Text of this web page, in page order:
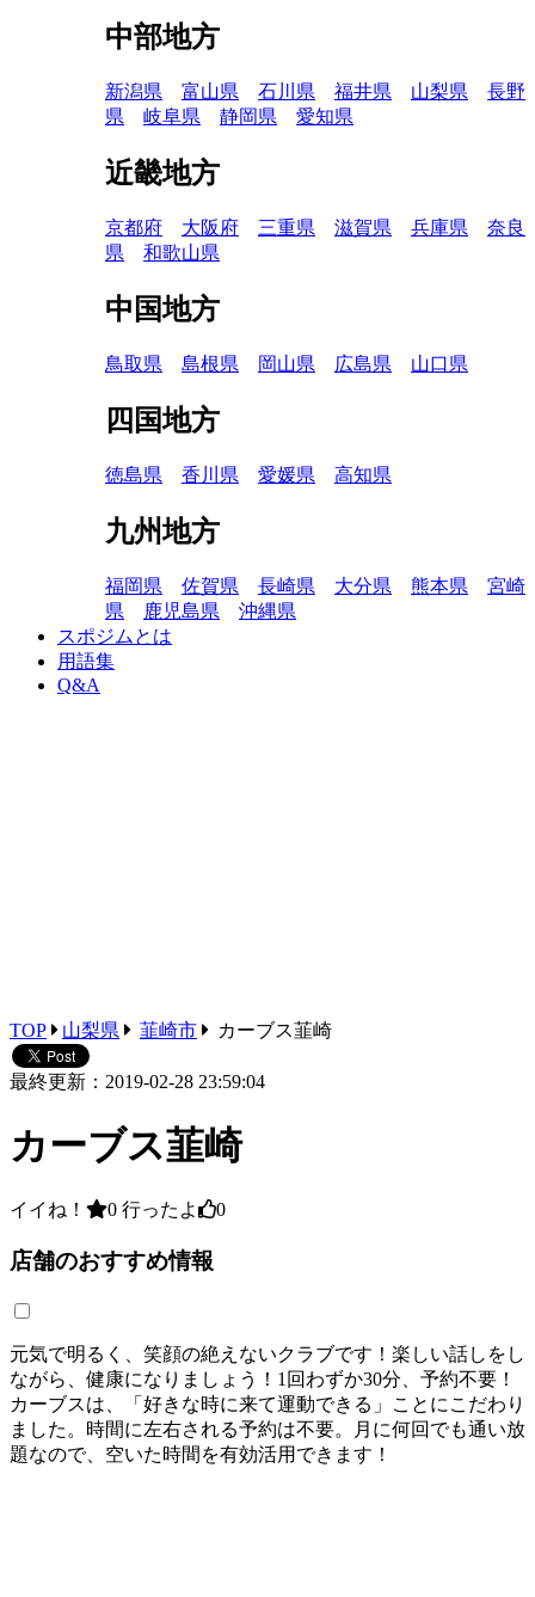
中部地方
新潟県 富山県 石川県 福井県 山梨県
長野
県
岐阜県 静岡県 愛知県
近畿地方
京都府 大阪府 三重県 滋賀県 兵庫県
奈良
県
和歌山県
中国地方
鳥取県 島根県 岡山県 広島県 山口県
四国地方
徳島県 香川県 愛媛県 高知県
九州地方
福岡県 佐賀県 長崎県 大分県 熊本県
宮崎
県
鹿児島県
沖縄県
スポジムとは
用語集
Q&A
TOP 山梨県 韮崎市 カーブス韮崎
最終更新：2019-02-28 23:59:04
カーブス韮崎
イイね！ 0 行ったよ 0
店舗のおすすめ情報
元気で明るく、笑顔の絶えないクラブです！楽しい話しをし
ながら、健康になりましょう！1回わずか30分、予約不要！
カーブスは、「好きな時に来て運動できる」ことにこだわり
ました。時間に左右される予約は不要。月に何回でも通い放
題なので、空いた時間を有効活用できます！